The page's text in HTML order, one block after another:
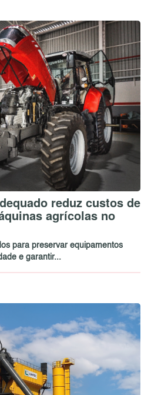
reduz custos de
agrícolas no
para preservar equipamentos
e garantir...